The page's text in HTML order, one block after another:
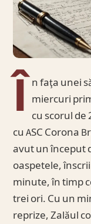
Î n faţa unei
miercuri
cu scorul de
cu ASC Corona
avut un început
oaspetele,
minute, în timp
trei ori. Cu un
reprize, Zalăul